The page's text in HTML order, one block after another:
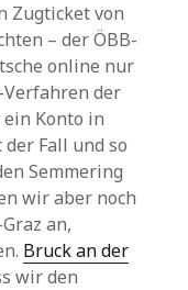
Zugticket von
– der ÖBB-
online nur
Verfahren der
Konto in
Fall und so
Semmering
wir aber noch
an,
Bruck an der
wir den